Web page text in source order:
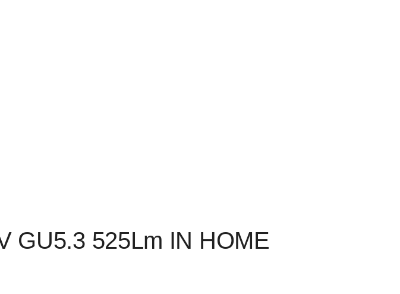
GU5.3 525Lm IN HOME